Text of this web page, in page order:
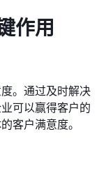
作用
。通过及时解决
可以赢得客户的
客户满意度。